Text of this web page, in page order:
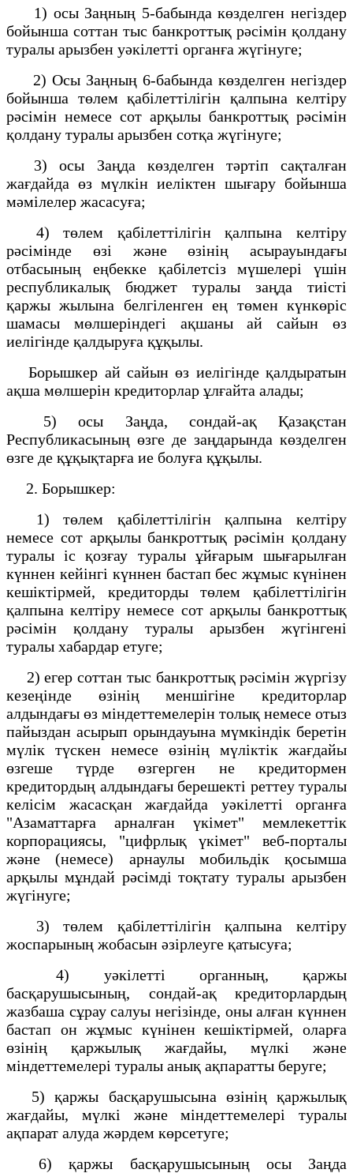
1) осы Заңның 5-бабында көзделген негіздер
бойынша соттан тыс банкроттық рәсімін қолдану
туралы арызбен уәкілетті органға жүгінуге;
2) Осы Заңның 6-бабында көзделген негіздер
бойынша төлем қабілеттілігін қалпына келтіру
рәсімін немесе сот арқылы банкроттық рәсімін
қолдану туралы арызбен сотқа жүгінуге;
3) осы Заңда көзделген тәртіп сақталған
жағдайда өз мүлкін иеліктен шығару бойынша
мәмілелер жасасуға;
4) төлем қабілеттілігін қалпына келтіру
рәсімінде өзі және өзінің асырауындағы
отбасының еңбекке қабілетсіз мүшелері үшін
республикалық бюджет туралы заңда тиісті
қаржы жылына белгіленген ең төмен күнкөріс
шамасы мөлшеріндегі ақшаны ай сайын өз
иелігінде қалдыруға құқылы.
Борышкер ай сайын өз иелігінде қалдыратын
ақша мөлшерін кредиторлар ұлғайта алады;
5) осы Заңда, сондай-ақ Қазақстан
Республикасының өзге де заңдарында көзделген
өзге де құқықтарға ие болуға құқылы.
2. Борышкер:
1) төлем қабілеттілігін қалпына келтіру
немесе сот арқылы банкроттық рәсімін қолдану
туралы іс қозғау туралы ұйғарым шығарылған
күннен кейінгі күннен бастап бес жұмыс күнінен
кешіктірмей, кредиторды төлем қабілеттілігін
қалпына келтіру немесе сот арқылы банкроттық
рәсімін қолдану туралы арызбен жүгінгені
туралы хабардар етуге;
2) егер соттан тыс банкроттық рәсімін жүргізу
кезеңінде өзінің меншігіне кредиторлар
алдындағы өз міндеттемелерін толық немесе отыз
пайыздан асырып орындауына мүмкіндік беретін
мүлік түскен немесе өзінің мүліктік жағдайы
өзгеше түрде өзгерген не кредитормен
кредитордың алдындағы берешекті реттеу туралы
келісім жасасқан жағдайда уәкілетті органға
"Азаматтарға арналған үкімет" мемлекеттік
корпорациясы, "цифрлық үкімет" веб-порталы
және (немесе) арнаулы мобильдік қосымша
арқылы мұндай рәсімді тоқтату туралы арызбен
жүгінуге;
3) төлем қабілеттілігін қалпына келтіру
жоспарының жобасын әзірлеуге қатысуға;
4) уәкілетті органның, қаржы
басқарушысының, сондай-ақ кредиторлардың
жазбаша сұрау салуы негізінде, оны алған күннен
бастап он жұмыс күнінен кешіктірмей, оларға
өзінің қаржылық жағдайы, мүлкі және
міндеттемелері туралы анық ақпаратты беруге;
5) қаржы басқарушысына өзінің қаржылық
жағдайы, мүлкі және міндеттемелері туралы
ақпарат алуда жәрдем көрсетуге;
6) қаржы басқарушысының осы Заңда